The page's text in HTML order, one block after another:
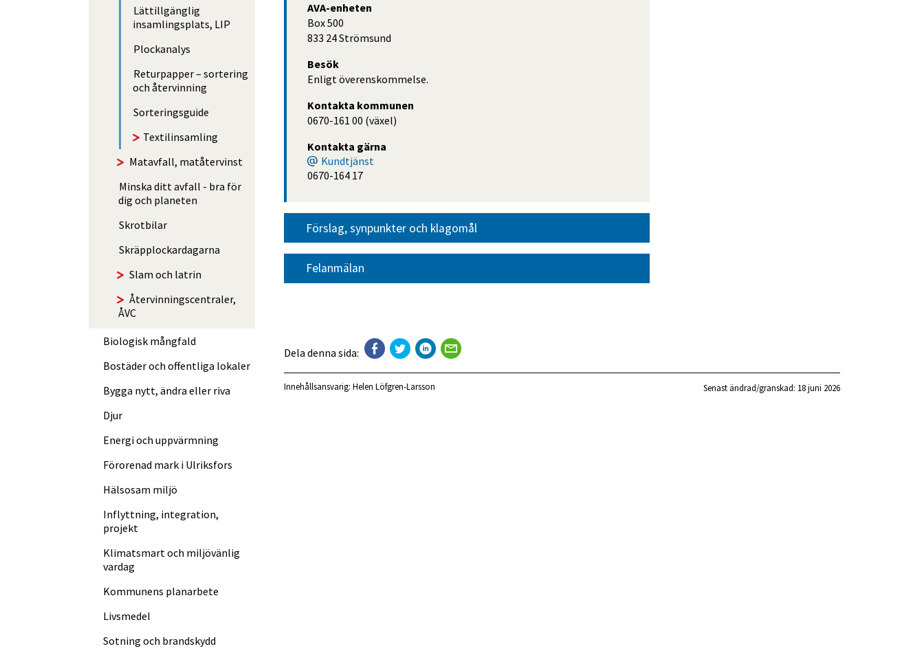
AVA-enheten
Box 500
833 24 Strömsund
Besök
Enligt överenskommelse.
Kontakta kommunen
0670-161 00 (växel)
Kontakta gärna
Kundtjänst
0670-164 17
Förslag, synpunkter och klagomål
Felanmälan
Dela denna sida:
Innehållsansvarig: Helen Löfgren-Larsson Senast ändrad/granskad: 18 juni 2026
Lättillgänglig
insamlingsplats, LIP
Plockanalys
Returpapper – sortering
och återvinning
Sorterings­guide
Textilinsamling
Matavfall, matåtervinst
Minska ditt avfall - bra för
dig och planeten
Skrotbilar
Skräp­­plockar­­dagarna
Slam och latrin
Åter­vin­nings­centraler,
ÅVC
Biologisk mångfald
Bostäder och offentliga lokaler
Bygga nytt, ändra eller riva
Djur
Energi och uppvärmning
Förorenad mark i Ulriksfors
Hälsosam miljö
Inflyttning, integration,
projekt
Klimatsmart och miljövänlig
vardag
Kommunens planarbete
Livsmedel
Sotning och brandskydd